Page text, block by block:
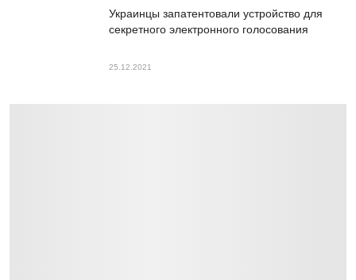
Украинцы запатентовали устройство для
секретного электронного голосования
25.12.2021